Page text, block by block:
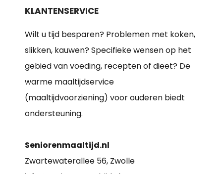
KLANTENSERVICE
Wilt u tijd besparen? Problemen met koken,
slikken, kauwen? Specifieke wensen op het
gebied van voeding, recepten of dieet? De
warme maaltijdservice
(maaltijdvoorziening) voor ouderen biedt
ondersteuning.
Seniorenmaaltijd.nl
Zwartewaterallee 56, Zwolle